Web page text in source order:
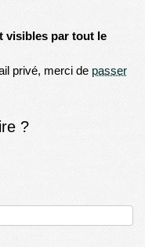
visibles par tout le
privé, merci de passer
?